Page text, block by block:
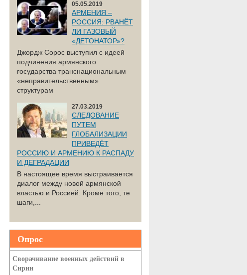
05.05.2019
АРМЕНИЯ –
РОССИЯ: РВАНЁТ
ЛИ ГАЗОВЫЙ
«ДЕТОНАТОР»?
Джордж Сорос выступил с идеей
подчинения армянского
государства транснациональным
«неправительственным»
структурам
27.03.2019
СЛЕДОВАНИЕ
ПУТЕМ
ГЛОБАЛИЗАЦИИ
ПРИВЕДЁТ
РОССИЮ И АРМЕНИЮ К РАСПАДУ
И ДЕГРАДАЦИИ
В настоящее время выстраивается
диалог между новой армянской
властью и Россией. Кроме того, те
шаги,...
Опрос
Сворачивание военных действий в
Сирии